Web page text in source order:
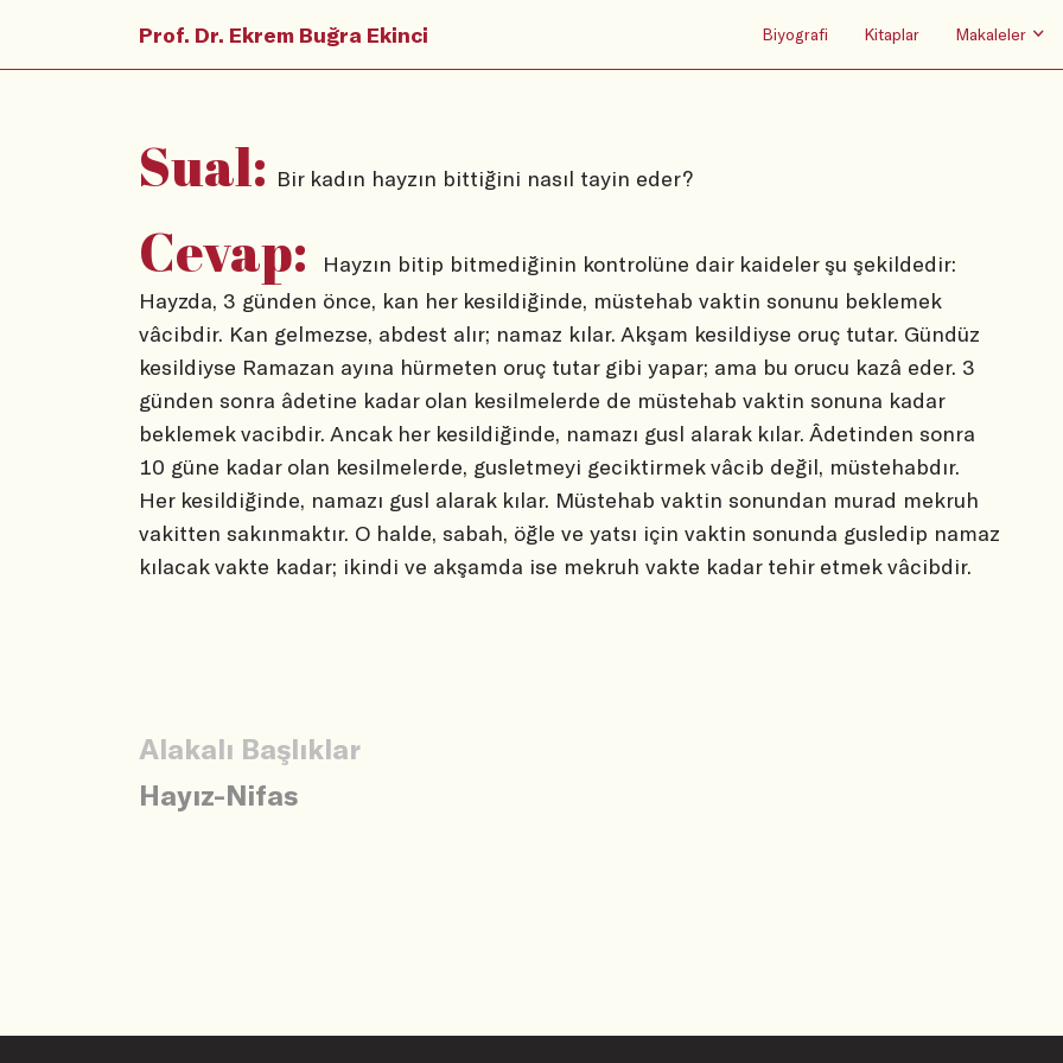
Prof. Dr. Ekrem Buğra Ekinci Biyografi Kitaplar Makaleler
Sual: Bir kadın hayzın bittiğini nasıl tayin eder?
Cevap:
Hayzın bitip bitmediğinin kontrolüne dair kaideler şu şekildedir:
Hayzda, 3 günden önce, kan her kesildiğinde, müstehab vaktin sonunu beklemek
vâcibdir. Kan gelmezse, abdest alır; namaz kılar. Akşam kesildiyse oruç tutar. Gündüz
kesildiyse Ramazan ayına hürmeten oruç tutar gibi yapar; ama bu orucu kazâ eder. 3
günden sonra âdetine kadar olan kesilmelerde de müstehab vaktin sonuna kadar
beklemek vacibdir. Ancak her kesildiğinde, namazı gusl alarak kılar. Âdetinden sonra
10 güne kadar olan kesilmelerde, gusletmeyi geciktirmek vâcib değil, müstehabdır.
Her kesildiğinde, namazı gusl alarak kılar. Müstehab vaktin sonundan murad mekruh
vakitten sakınmaktır. O halde, sabah, öğle ve yatsı için vaktin sonunda gusledip namaz
kılacak vakte kadar; ikindi ve akşamda ise mekruh vakte kadar tehir etmek vâcibdir.
Alakalı Başlıklar
Hayız-Nifas